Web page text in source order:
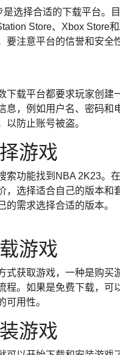
选择合适的下载平台。
Store、Xbox Store
要注意平台的信誉和安全
下载平台都要求玩家创
息，例如用户名、密码
以防止账号被盗。
游戏
索功能找到NBA 2K23。
，选择适合自己的版本
的需求选择合适的版本。
游戏
式获取游戏，一种是购
程。如果是免费下载，
可用性。
游戏